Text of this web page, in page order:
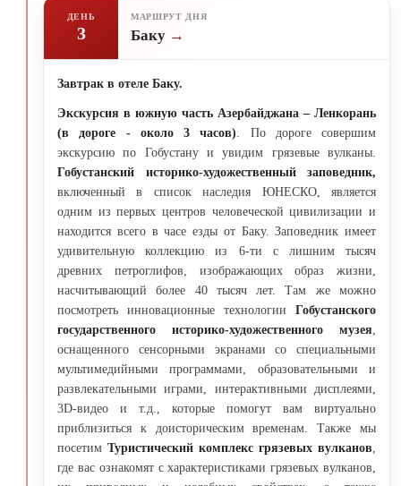
ДЕНЬ
3
МАРШРУТ ДНЯ
Баку
Завтрак в отеле Баку.
Экскурсия в южную часть Азербайджана – Ленкорань
(в дороге - около 3 часов). По дороге совершим
экскурсию по Гобустану и увидим грязевые вулканы.
Гобустанский историко-художественный заповедник,
включенный в список наследия ЮНЕСКО, является
одним из первых центров человеческой цивилизации и
находится всего в часе езды от Баку. Заповедник имеет
удивительную коллекцию из 6-ти с лишним тысяч
древних петроглифов, изображающих образ жизни,
насчитывающий более 40 тысяч лет. Там же можно
посмотреть инновационные технологии Гобустанского
государственного историко-художественного музея,
оснащенного сенсорными экранами со специальными
мультимедийными программами, образовательными и
развлекательными играми, интерактивными дисплеями,
3D-видео и т.д., которые помогут вам виртуально
приблизиться к доисторическим временам. Также мы
посетим Туристический комплекс грязевых вулканов,
где вас ознакомят с характеристиками грязевых вулканов,